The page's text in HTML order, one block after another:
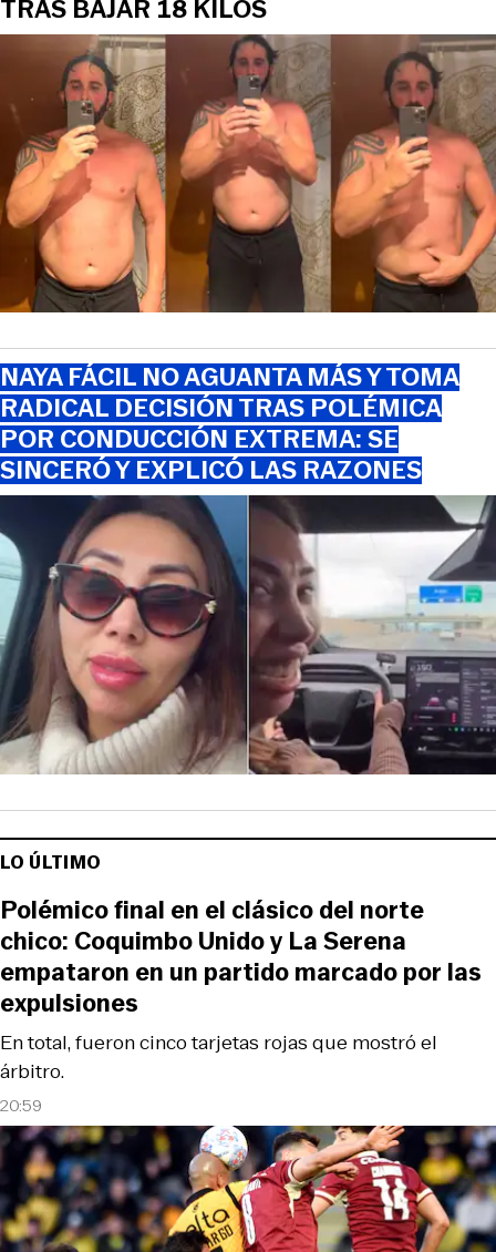
TRAS BAJAR 18 KILOS
NAYA FÁCIL NO AGUANTA MÁS Y TOMA
RADICAL DECISIÓN TRAS POLÉMICA
POR CONDUCCIÓN EXTREMA: SE
SINCERÓ Y EXPLICÓ LAS RAZONES
LO ÚLTIMO
20:59
En total, fueron cinco tarjetas rojas que mostró el
árbitro.
Polémico final en el clásico del norte
chico: Coquimbo Unido y La Serena
empataron en un partido marcado por las
expulsiones